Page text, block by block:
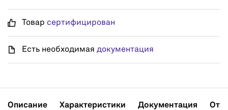
Товар сертифицирован
Есть необходимая документация
Описание Характеристики Документация